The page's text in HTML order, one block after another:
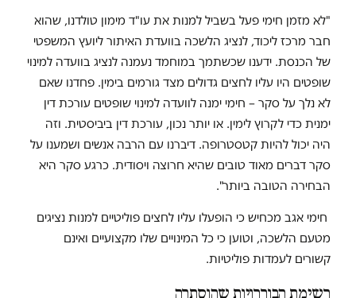
"לא מזמן חימי פעל בשביל למנות את עו"ד מימון טולדנו, שהוא
חבר מרכז ליכוד, לנציג הלשכה בוועדת האיתור ליועץ המשפטי
של הכנסת. ידענו שכשתמך במוחמד נעמנה לנציג בוועדה למינוי
שופטים היו עליו לחצים גדולים מצד גורמים בימין. פחדנו שאם
לא נלך על סקר – חימי ימנה לוועדה למינוי שופטים עורכת דין
ימנית כדי לקרוץ לימין. או יותר נכון, עורכת דין ביביסטית. וזה
היה יכול להיות קטסטרופה. דיברנו עם הרבה אנשים ושמענו על
סקר דברים מאוד טובים שהיא חרוצה ויסודית. כרגע סקר היא
הבחירה הטובה ביותר".
חימי אגב מכחיש כי הופעלו עליו לחצים פוליטיים למנות נציגים
מטעם הלשכה, וטוען כי כל המינויים שלו מקצועיים ואינם
קשורים לעמדות פוליטיות.
רשימת הבוררויות שהוסתרה